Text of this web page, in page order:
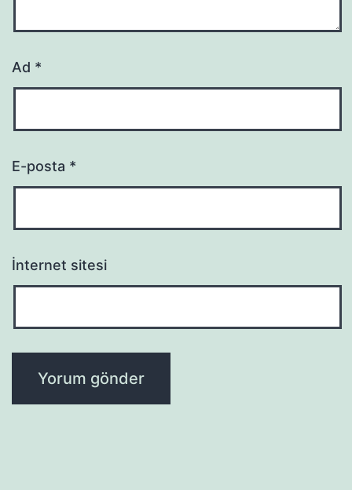
Ad *
E-posta *
İnternet sitesi